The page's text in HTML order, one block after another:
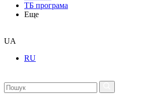
ТБ програма
Еще
UA
RU